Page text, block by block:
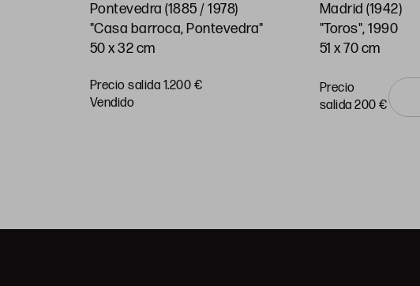
Pontevedra (1885 / 1978)
"Casa barroca, Pontevedra"
50 x 32 cm
Precio salida 1.200 €
vendido
Madrid (1942)
"Toros", 1990
51 x 70 cm
Precio
salida 200 €